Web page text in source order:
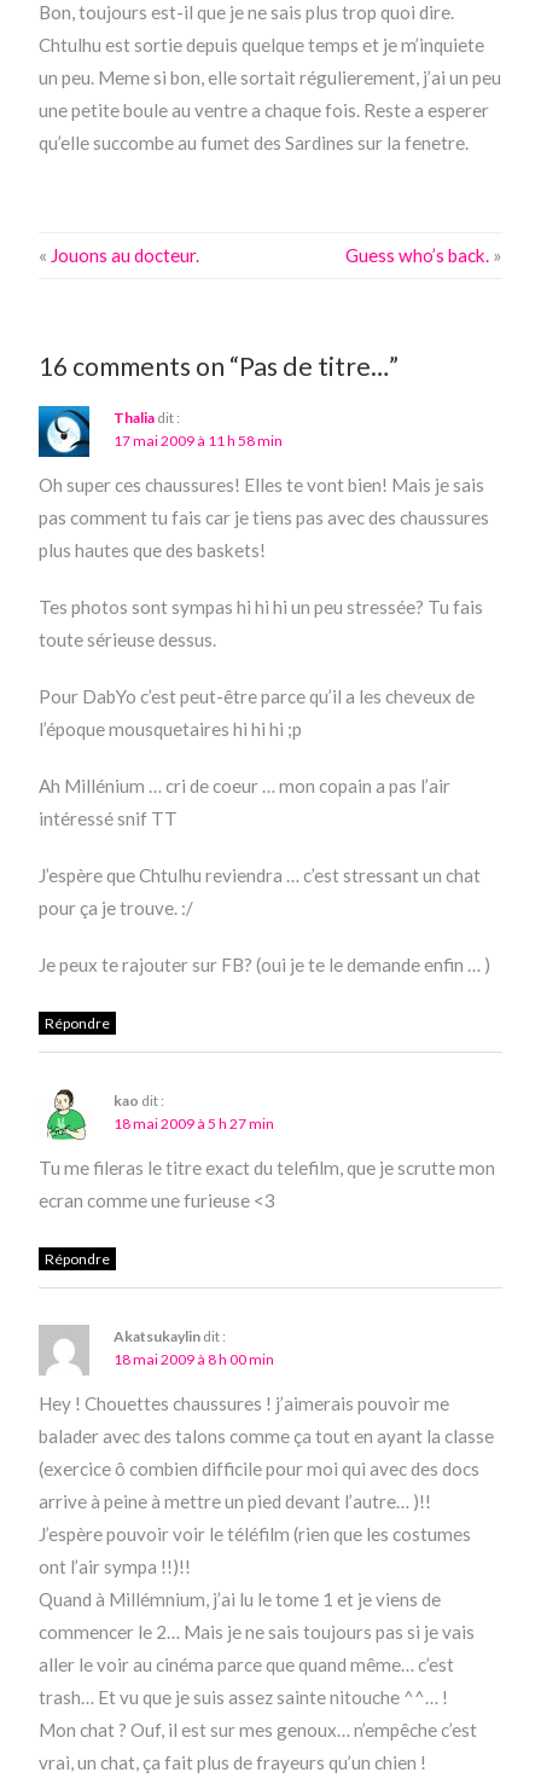
Bon, toujours est-il que je ne sais plus trop quoi dire.
Chtulhu est sortie depuis quelque temps et je m’inquiete
un peu. Meme si bon, elle sortait régulierement, j’ai un peu
une petite boule au ventre a chaque fois. Reste a esperer
qu’elle succombe au fumet des Sardines sur la fenetre.
« Jouons au docteur. Guess who’s back.»
16 comments on “Pas de titre…”
Thalia dit :
17 mai 2009 à 11 h 58 min
Oh super ces chaussures! Elles te vont bien! Mais je sais
pas comment tu fais car je tiens pas avec des chaussures
plus hautes que des baskets!
Tes photos sont sympas hi hi hi un peu stressée? Tu fais
toute sérieuse dessus.
Pour DabYo c’est peut-être parce qu’il a les cheveux de
l’époque mousquetaires hi hi hi ;p
Ah Millénium … cri de coeur … mon copain a pas l’air
intéressé snif TT
J’espère que Chtulhu reviendra … c’est stressant un chat
pour ça je trouve. :/
Je peux te rajouter sur FB? (oui je te le demande enfin … )
Répondre
kao dit :
18 mai 2009 à 5 h 27 min
Tu me fileras le titre exact du telefilm, que je scrutte mon
ecran comme une furieuse <3
Répondre
Akatsukaylin dit :
18 mai 2009 à 8 h 00 min
Hey ! Chouettes chaussures ! j’aimerais pouvoir me
balader avec des talons comme ça tout en ayant la classe
(exercice ô combien difficile pour moi qui avec des docs
arrive à peine à mettre un pied devant l’autre… )!!
J’espère pouvoir voir le téléfilm (rien que les costumes
ont l’air sympa !!)!!
Quand à Millémnium, j’ai lu le tome 1 et je viens de
commencer le 2… Mais je ne sais toujours pas si je vais
aller le voir au cinéma parce que quand même… c’est
trash… Et vu que je suis assez sainte nitouche ^^… !
Mon chat ? Ouf, il est sur mes genoux… n’empêche c’est
vrai, un chat, ça fait plus de frayeurs qu’un chien !